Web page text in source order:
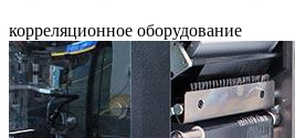
корреляционное оборудование